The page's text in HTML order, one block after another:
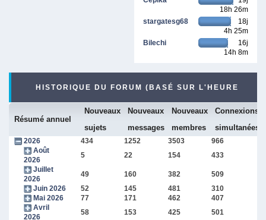
18h 26m
stargatesg68
18j
4h 25m
Bilechi
16j
14h 8m
HISTORIQUE DU FORUM (BASÉ SUR L'HEURE
Résumé annuel
Nouveaux
sujets
Nouveaux
messages
Nouveaux
membres
Connexions
simultanées
2026 434 1252 3503 966
Août
2026
5 22 154 433
Juillet
2026
49 160 382 509
Juin 2026
52 145 481 310
Mai 2026
77 171 462 407
Avril
2026
58 153 425 501